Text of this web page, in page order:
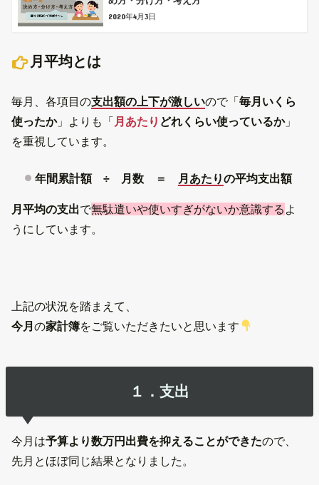
2020年4月3日
月平均とは
毎月、各項目の支出額の上下が激しいので「毎月いくら
使ったか」よりも「 月あたり どれくらい使っているか」
を重視しています。
年間累計額 ÷ 月数 ＝ 月あたりの平均支出額
月平均の支出で無駄遣いや使いすぎがないか意識する よ
うにしています。
上記の状況を踏まえて、
今月の家計簿をご覧いただきたいと思います
１．支出
今月は予算より数万円出費を抑えることができたので、
先月とほぼ同じ結果となりました。